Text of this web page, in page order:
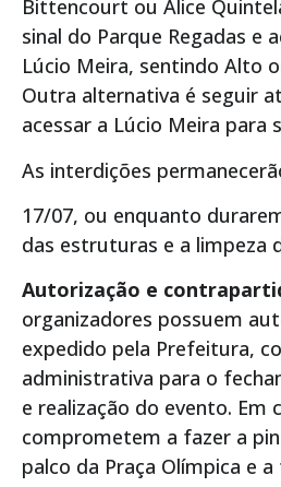
Bittencourt ou Alice
sinal do Parque Regadas e
Lúcio Meira, sentindo Alto
Outra alternativa é seguir
acessar a Lúcio Meira para
As interdições
17/07, ou enquanto
das estruturas e a limpeza
Autorização e
organizadores possuem
expedido pela Prefeitura,
administrativa para o
e realização do evento. Em
comprometem a fazer a
palco da Praça Olímpica e